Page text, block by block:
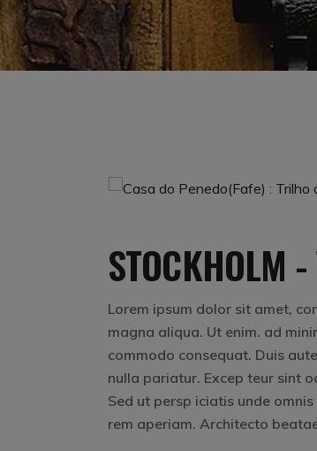
STOCKHOLM -
Lorem ipsum dolor sit amet,
magna aliqua. Ut enim. ad
commodo consequat. Duis
nulla pariatur. Excep teur sint
Sed ut persp iciatis unde
rem aperiam. Architecto